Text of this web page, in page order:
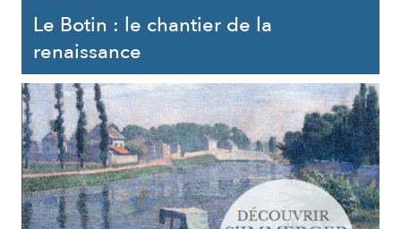
Le Botin : le chantier de la
renaissance